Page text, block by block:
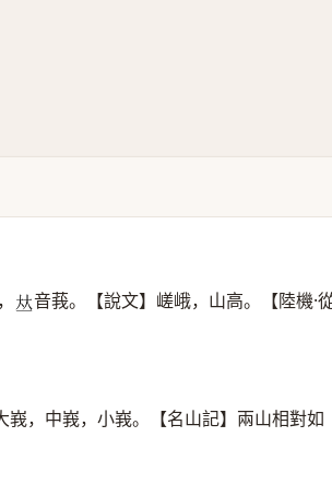
𠀤音莪。【說文】嵯峨，山高。【陸機·
，中峩，小峩。【名山記】兩山相對如